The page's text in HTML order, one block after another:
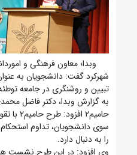
وبدا؛ معاون فرهنگی و
شهرکرد گفت: دانشجویان به
تبیین و روشنگری در جامعه
به گزارش وبدا، دکتر فاضل
حامیم۲
سوی دانشجویان، تداوم
را به دنبال دارد.
وی افزود: در این طرح نشست